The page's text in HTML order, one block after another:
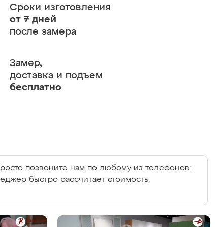
Сроки изготовления
от 7 дней
после замера
Замер,
доставка и подъем
бесплатно
позвоните нам по любому из телефонов:
быстро рассчитает стоимость.